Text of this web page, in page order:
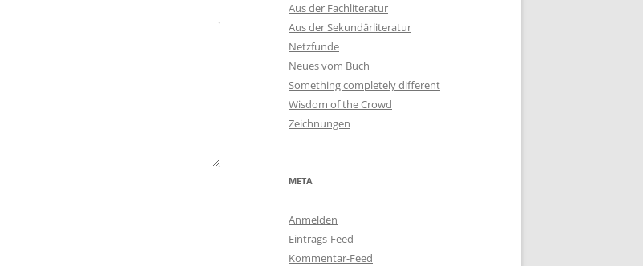
Aus der Fachliteratur
Aus der Sekundärliteratur
Netzfunde
Neues vom Buch
Something completely different
Wisdom of the Crowd
Zeichnungen
META
Anmelden
Eintrags-Feed
Kommentar-Feed